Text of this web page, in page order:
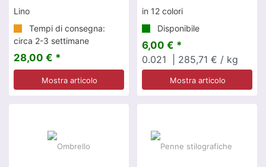
Lino
Tempi di consegna:
circa 2-3 settimane
28,00 € *
Mostra articolo
in 12 colori
Disponibile
6,00 € *
0.021
| 285,71 € / kg
Mostra articolo